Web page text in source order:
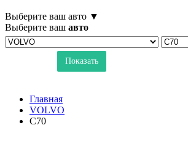
Выберите ваш авто ▼
Выберите ваш авто
Показать
Главная
VOLVO
C70